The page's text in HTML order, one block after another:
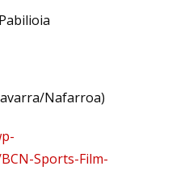
Pabilioia
Nafarroa)
Sports-Film-